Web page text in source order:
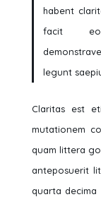
habent
facit
legunt
Claritas est
mutationem
quam littera
anteposuerit
quarta